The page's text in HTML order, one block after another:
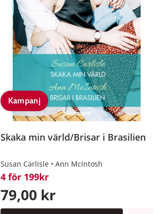
Kampanj
Skaka min värld/Brisar i Brasilien
Susan Carlisle Ann McIntosh
4 för 199kr
79,00 kr